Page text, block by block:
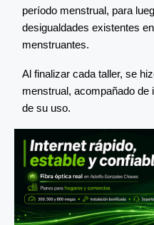
período menstrual, para
desigualdades existentes
menstruantes.
Al finalizar cada taller, se
menstrual, acompañado
de su uso.